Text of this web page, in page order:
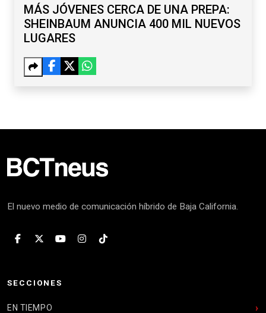
MÁS JÓVENES CERCA DE UNA PREPA:
SHEINBAUM ANUNCIA 400 MIL NUEVOS
LUGARES
El nuevo medio de comunicación híbrido de Baja California.
SECCIONES
EN TIEMPO